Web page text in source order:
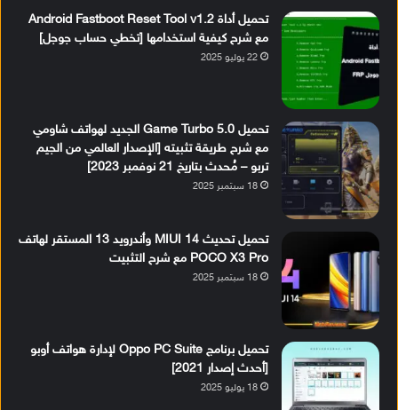
تحميل أداة Android Fastboot Reset Tool v1.2
مع شرح كيفية استخدامها [تخطي حساب جوجل]
22 يوليو 2025
تحميل Game Turbo 5.0 الجديد لهواتف شاومي
مع شرح طريقة تثبيته [الإصدار العالمي من الجيم
تربو – مُحدث بتاريخ 21 نوفمبر 2023]
18 سبتمبر 2025
تحميل تحديث MIUI 14 وأندرويد 13 المستقر لهاتف
POCO X3 Pro مع شرح التثبيت
18 سبتمبر 2025
تحميل برنامج Oppo PC Suite لإدارة هواتف أوبو
[أحدث إصدار 2021]
18 يوليو 2025